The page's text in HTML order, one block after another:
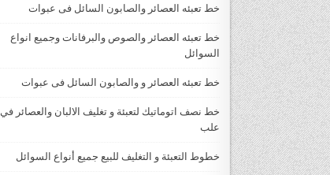
خط تعبئه العصائر والصابون السائل فى عبوات
خط تعبئه العصائر والصوص والبرفانات وجميع انواع
السوائل
خط تعبئه العصائر و والصابون السائل فى عبوات
خط نصف اتوماتيك لتعبئة و تغليف الالبان والعصائر في
علب
خطوط التعبئة و التغليف للبيع جميع أنواع السوائل